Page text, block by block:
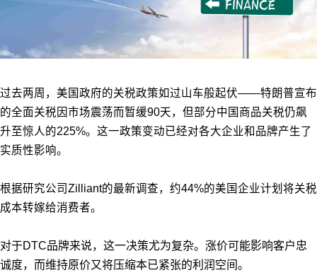
过去两周，美国政府的关税政策如过山车般起伏——特朗普宣布
的全面关税因市场震荡而暂缓90天，但部分中国商品关税仍飙
升至惊人的225%。这一政策变动已经对各大企业和品牌产生了
实质性影响。
根据研究公司Zilliant的最新调查，约44%的美国企业计划将关税
成本转嫁给消费者。
对于DTC品牌来说，这一决策尤为复杂。涨价可能影响客户忠
诚度，而维持原价又将压缩本已紧张的利润空间。